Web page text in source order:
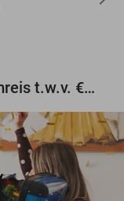
Maak gratis kans op een droomreis t.w.v. €3.000!